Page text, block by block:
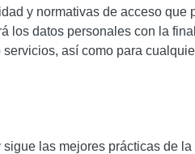
y normativas de acceso que
los datos personales con la
así como para
las mejores prácticas de